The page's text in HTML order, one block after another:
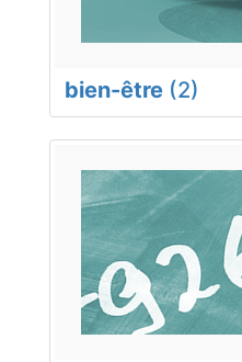
bien-être (2)